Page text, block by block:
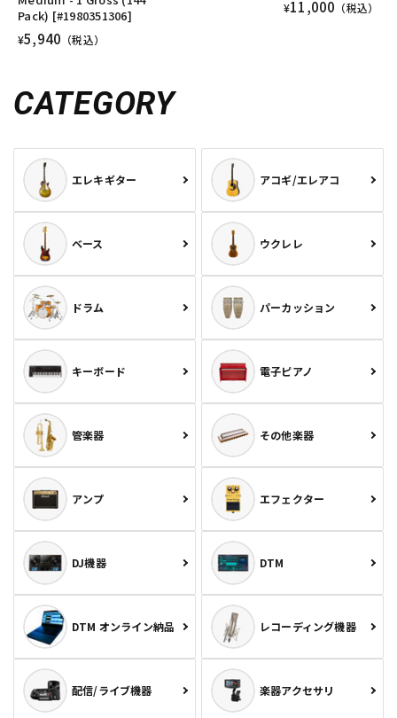
Pack) [#1980351306]
¥5,940 （税込）
¥11,000 （税込）
CATEGORY
エレキギター アコギ/エレアコ
ベース ウクレレ
ドラム パーカッション
キーボード 電子ピアノ
管楽器 その他楽器
アンプ エフェクター
DJ機器 DTM
DTM オンライン納品 レコーディング機器
配信/ライブ機器 楽器アクセサリ